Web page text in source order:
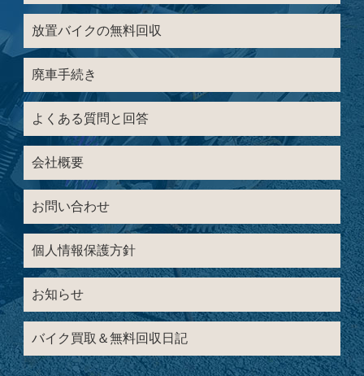
放置バイクの無料回収
廃車手続き
よくある質問と回答
会社概要
お問い合わせ
個人情報保護方針
お知らせ
バイク買取＆無料回収日記